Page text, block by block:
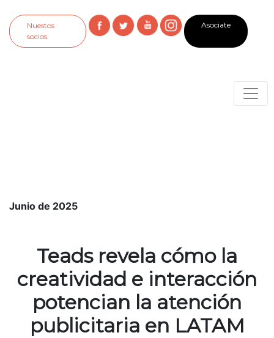
Nuestos
socios
Asociate
Junio de 2025
Teads revela cómo la
creatividad e interacción
potencian la atención
publicitaria en LATAM